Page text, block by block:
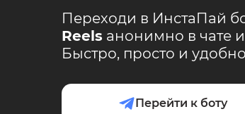
Переходи в ИнстаПай
Reels анонимно в чате
Быстро, просто и
Перейти к боту